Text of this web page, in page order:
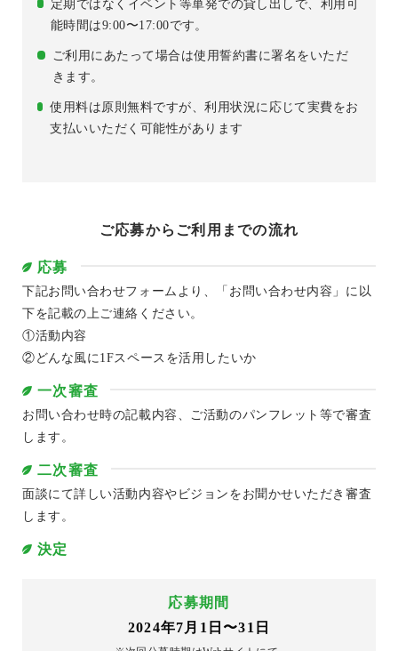
定期ではなくイベント等単発での貸し出しで、利用可
能時間は9:00〜17:00です。
ご利用にあたって場合は使用誓約書に署名をいただ
きます。
使用料は原則無料ですが、利用状況に応じて実費をお
支払いいただく可能性があります
ご応募からご利用までの流れ
応募
下記お問い合わせフォームより、「お問い合わせ内容」に以
下を記載の上ご連絡ください。
①活動内容
②どんな風に1Fスペースを活用したいか
一次審査
お問い合わせ時の記載内容、ご活動のパンフレット等で審査
します。
二次審査
面談にて詳しい活動内容やビジョンをお聞かせいただき審査
します。
決定
応募期間
2024年7月1日〜31日